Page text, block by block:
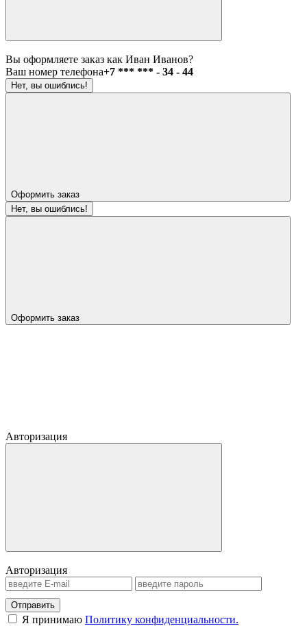
Вы оформляете заказ как Иван Иванов?
Ваш номер телефона+7 *** *** - 34 - 44
Нет, вы ошиблись!
Оформить заказ
Нет, вы ошиблись!
Оформить заказ
Авторизация
Авторизация
Отправить
Я принимаю Политику конфиденциальности.